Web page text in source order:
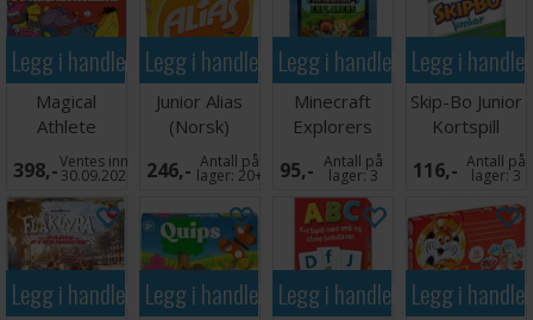
Legg i handlekurven
Magical
Athlete
Brettspill
398,-Ventes inn
30.09.2026
Legg i handlekurven
Junior Alias
(Norsk)
Brettspill
246,- Antall på
lager:20+
Legg i handlekurven
Minecraft
Explorers
Kortspill
95,- Antall på
lager:3
Legg i
Skip-Bo Junior
Kortspill
116,- Antall på
lager:3
Legg i handlekurvenLegg i handlekurvenLegg i handlekurven
Legg i